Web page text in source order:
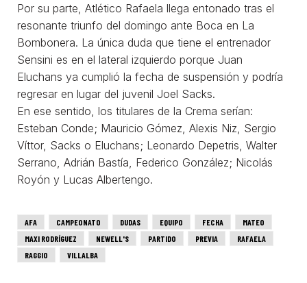
Por su parte, Atlético Rafaela llega entonado tras el
resonante triunfo del domingo ante Boca en La
Bombonera. La única duda que tiene el entrenador
Sensini es en el lateral izquierdo porque Juan
Eluchans ya cumplió la fecha de suspensión y podría
regresar en lugar del juvenil Joel Sacks.
En ese sentido, los titulares de la Crema serían:
Esteban Conde; Mauricio Gómez, Alexis Niz, Sergio
Víttor, Sacks o Eluchans; Leonardo Depetris, Walter
Serrano, Adrián Bastía, Federico González; Nicolás
Royón y Lucas Albertengo.
AFA CAMPEONATO DUDAS EQUIPO FECHA
MATEO
MAXI RODRÍGUEZ
NEWELL'S PARTIDO PREVIA
RAFAELA
RAGGIO
VILLALBA